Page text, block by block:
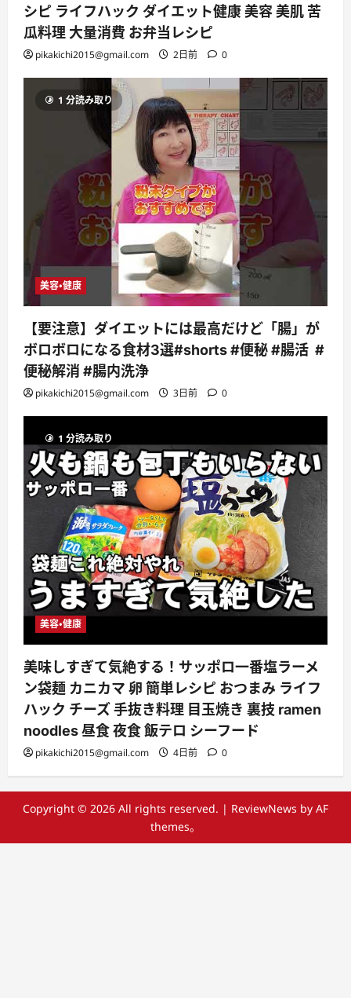
シピ ライフハック ダイエット健康 美容 美肌 苦
瓜料理 大量消費 お弁当レシピ
pikakichi2015@gmail.com 2日前 0
1 分読み取り
美容・健康
【要注意】ダイエットには最高だけど「腸」が
ボロボロになる食材3選#shorts #便秘 #腸活 #
便秘解消 #腸内洗浄
pikakichi2015@gmail.com 3日前 0
1 分読み取り
美容・健康
美味しすぎて気絶する！サッポロ一番塩ラーメ
ン袋麺 カニカマ 卵 簡単レシピ おつまみ ライフ
ハック チーズ 手抜き料理 目玉焼き 裏技 ramen
noodles 昼食 夜食 飯テロ シーフード
pikakichi2015@gmail.com 4日前 0
Copyright © 2026 All rights reserved. | ReviewNews by AF
themes。